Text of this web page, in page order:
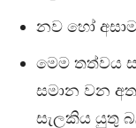
නව හෝ
මෙම තත්වය
සමාන වන
සැලකිය යුතු